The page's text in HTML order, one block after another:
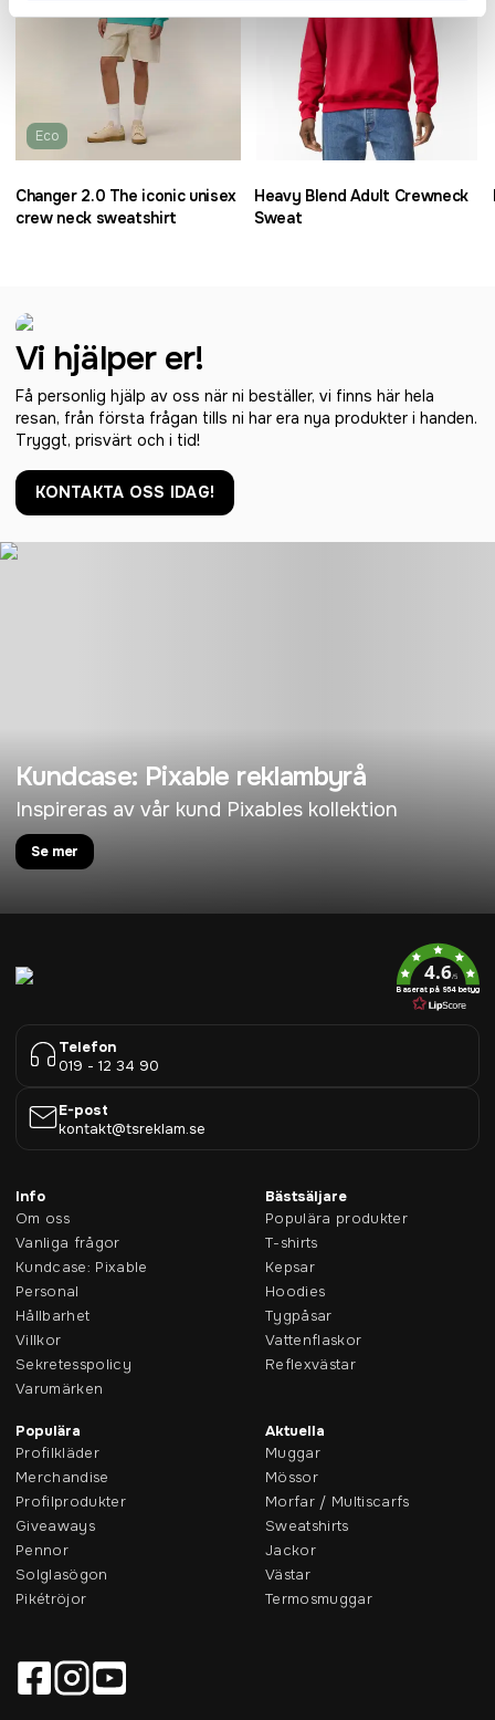
Eco
Changer 2.0 The iconic unisex
crew neck sweatshirt
Heavy Blend Adult Crewneck
Sweat
Vi hjälper er!
Få personlig hjälp av oss när ni beställer, vi finns här hela
resan, från första frågan tills ni har era nya produkter i handen.
Tryggt, prisvärt och i tid!
KONTAKTA OSS IDAG!
Kundcase: Pixable reklambyrå
Inspireras av vår kund Pixables kollektion
Se mer
4.6/5
Baserat på 954 betyg
Telefon
019 - 12 34 90
E-post
kontakt@tsreklam.se
Info
Om oss
Vanliga frågor
Kundcase: Pixable
Personal
Hållbarhet
Villkor
Sekretesspolicy
Varumärken
Bästsäljare
Populära produkter
T-shirts
Kepsar
Hoodies
Tygpåsar
Vattenflaskor
Reflexvästar
Populära
Profilkläder
Merchandise
Profilprodukter
Giveaways
Pennor
Solglasögon
Pikétröjor
Aktuella
Muggar
Mössor
Morfar / Multiscarfs
Sweatshirts
Jackor
Västar
Termosmuggar